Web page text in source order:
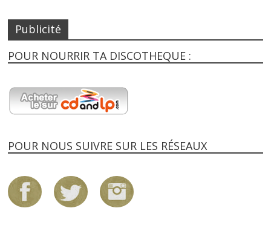
Publicité
POUR NOURRIR TA DISCOTHEQUE :
POUR NOUS SUIVRE SUR LES RÉSEAUX